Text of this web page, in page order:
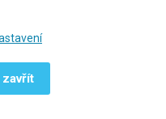
zavřít